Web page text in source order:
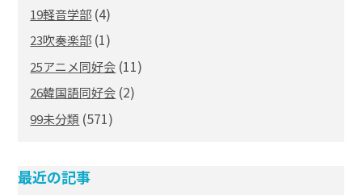
19軽音学部 (4)
23吹奏楽部 (1)
25アニメ同好会 (11)
26韓国語同好会 (2)
99未分類 (571)
最近の記事